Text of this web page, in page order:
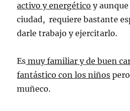
activo y energético y
ciudad, requiere bastante
darle trabajo y ejercitarlo.
Es muy familiar y de buen
fantástico con los niños
muñeco.